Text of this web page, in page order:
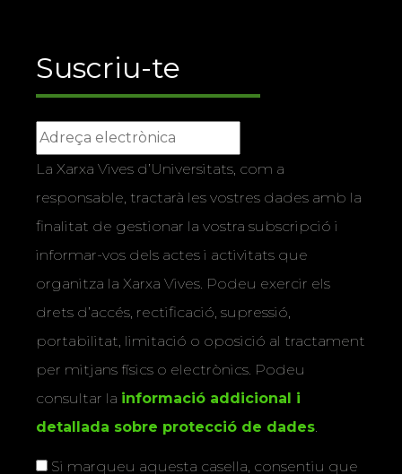
Suscriu-te
La Xarxa Vives d’Universitats, com a
responsable, tractarà les vostres dades amb la
finalitat de gestionar la vostra subscripció i
informar-vos dels actes i activitats que
organitza la Xarxa Vives. Podeu exercir els
drets d’accés, rectificació, supressió,
portabilitat, limitació o oposició al tractament
per mitjans físics o electrònics. Podeu
consultar la informació addicional i
detallada sobre protecció de dades.
Si marqueu aquesta casella, consentiu que